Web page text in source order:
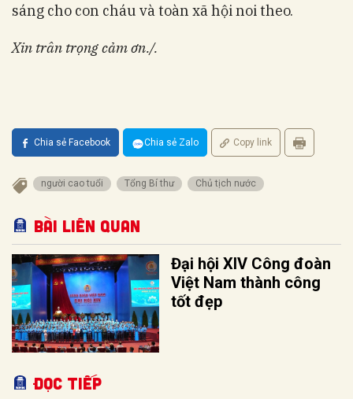
sáng cho con cháu và toàn xã hội noi theo.
Xin trân trọng cảm ơn./.
Chia sẻ Facebook Chia sẻ Zalo Copy link
người cao tuổi Tổng Bí thư Chủ tịch nước
Bài liên quan
Đại hội XIV Công đoàn
Việt Nam thành công
tốt đẹp
Đọc tiếp